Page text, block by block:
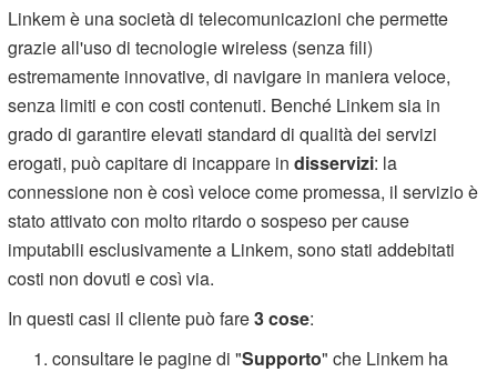
Linkem è una società di telecomunicazioni che permette
grazie all'uso di tecnologie wireless (senza fili)
estremamente innovative, di navigare in maniera veloce,
senza limiti e con costi contenuti. Benché Linkem sia in
grado di garantire elevati standard di qualità dei servizi
erogati, può capitare di incappare indisservizi: la
connessione non è così veloce come promessa, il servizio è
stato attivato con molto ritardo o sospeso per cause
imputabili esclusivamente a Linkem, sono stati addebitati
costi non dovuti e così via.
In questi casi il cliente può fare3 cose:
consultare le pagine di "Supporto" che Linkem ha